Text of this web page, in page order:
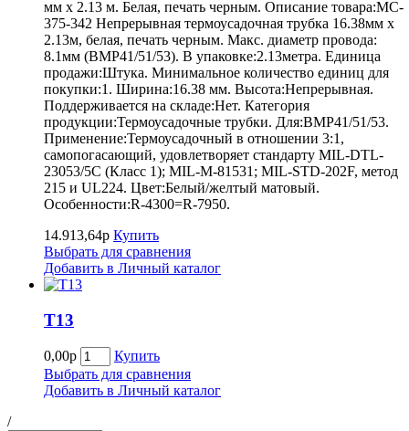
мм х 2.13 м. Белая, печать черным. Описание товара:MC-
375-342 Непрерывная термоусадочная трубка 16.38мм х
2.13м, белая, печать черным. Макс. диаметр провода:
8.1мм (BMP41/51/53). В упаковке:2.13метра. Единица
продажи:Штука. Минимальное количество единиц для
покупки:1. Ширина:16.38 мм. Высота:Непрерывная.
Поддерживается на складе:Нет. Категория
продукции:Термоусадочные трубки. Для:BMP41/51/53.
Применение:Термоусадочный в отношении 3:1,
самопогасающий, удовлетворяет стандарту MIL-DTL-
23053/5C (Класс 1); MIL-M-81531; MIL-STD-202F, метод
215 и UL224. Цвет:Белый/желтый матовый.
Особенности:R-4300=R-7950.
14.913,64р Купить
Выбрать для сравнения
Добавить в Личный каталог
Т13
0,00р
Купить
Выбрать для сравнения
Добавить в Личный каталог
/